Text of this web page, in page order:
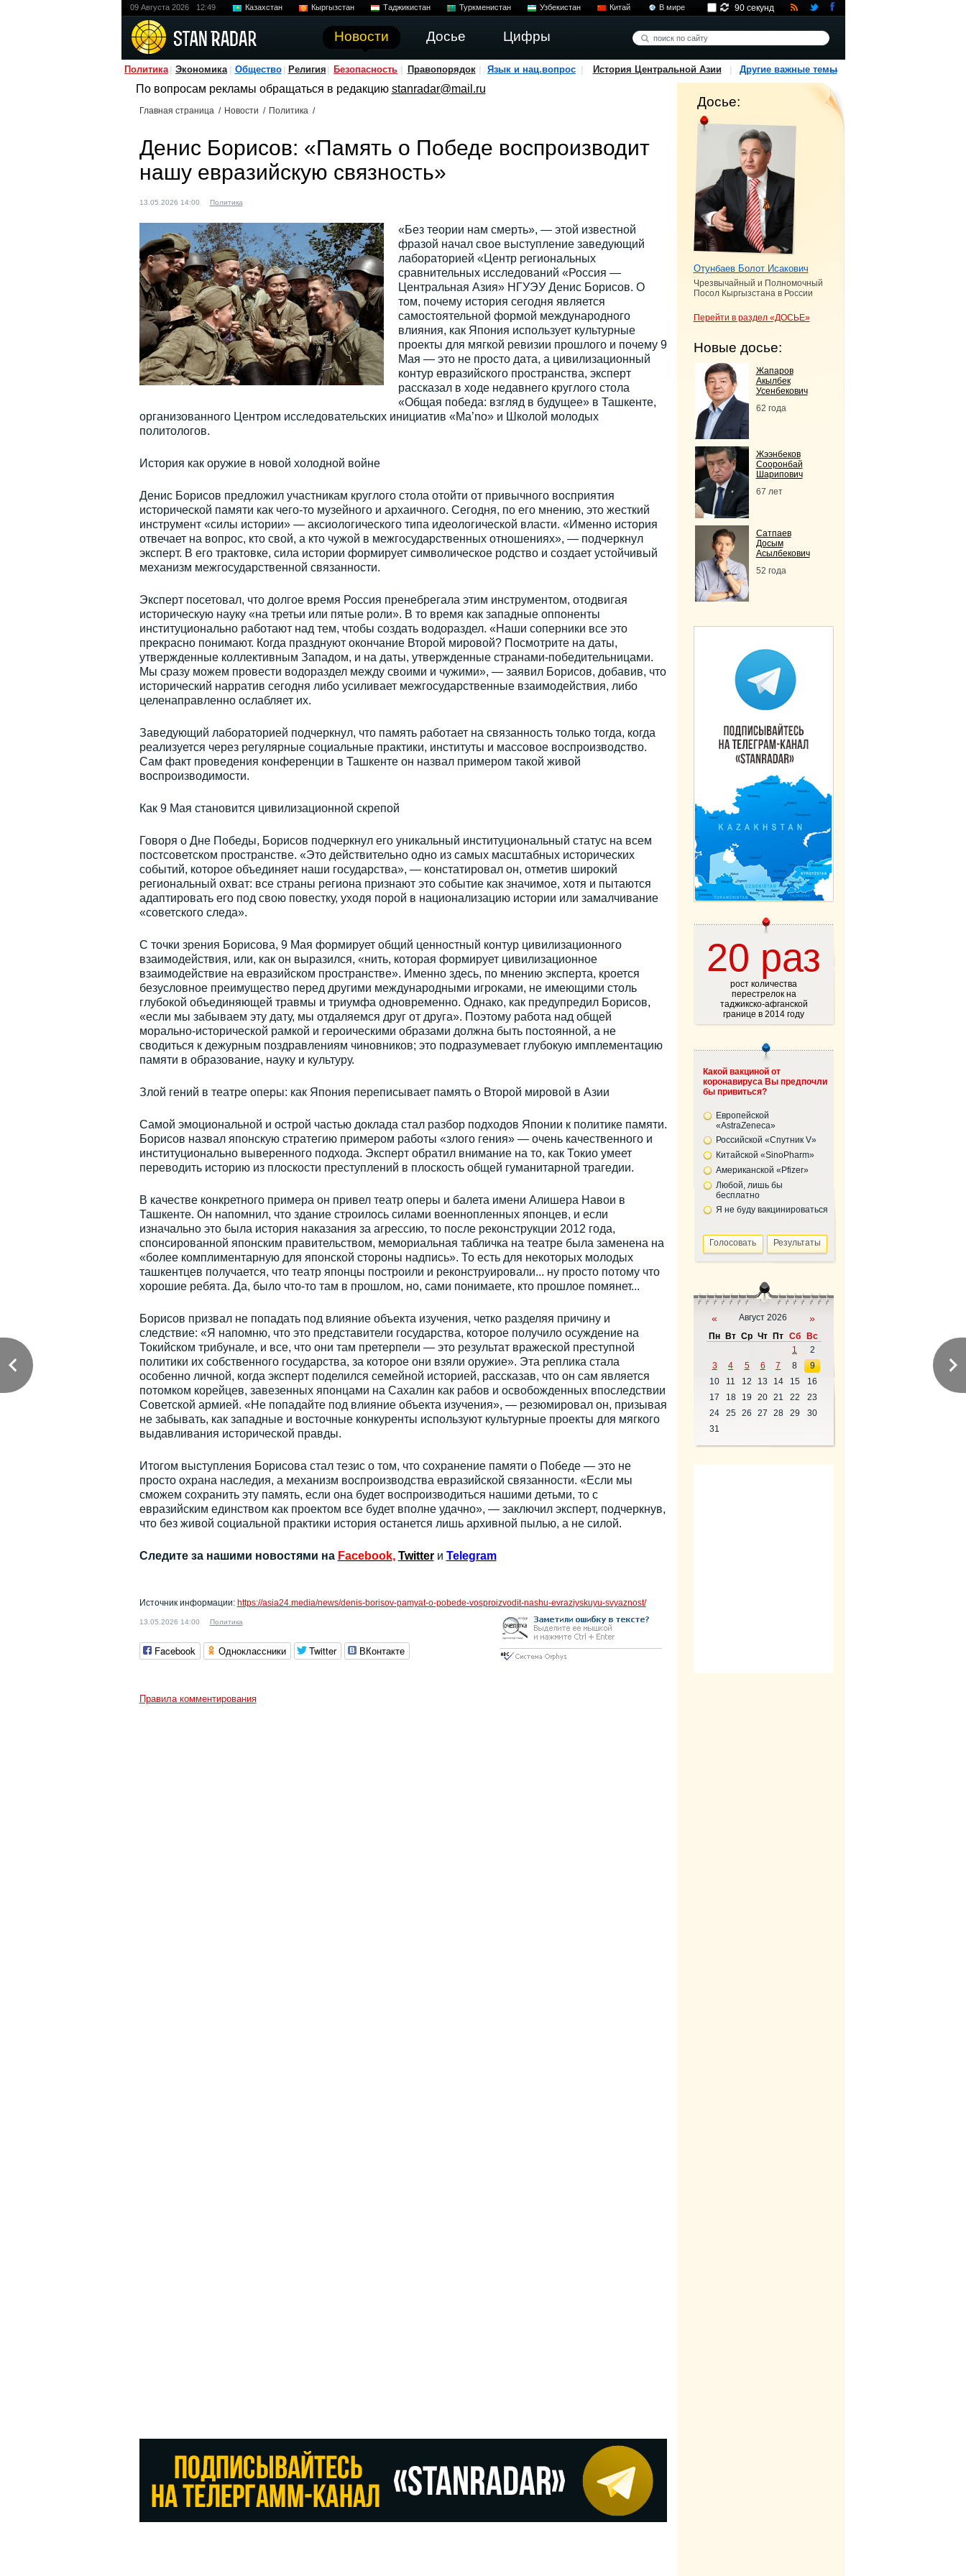
09 Августа 2026 12:49 Казахстан Кыргызстан Таджикистан Туркменистан Узбекистан Китай В мире
Новости Досье Цифры
90 секунд
Политика Экономика Общество Религия Безопасность Правопорядок Язык и нац.вопрос История Центральной Азии Другие важные темы
По вопросам рекламы обращаться в редакцию stanradar@mail.ru
Главная страница / Новости / Политика /
Денис Борисов: «Память о Победе воспроизводит
нашу евразийскую связность»
13.05.2026 14:00 Политика
«Без теории нам смерть», — этой известной
фразой начал свое выступление заведующий
лабораторией «Центр региональных
сравнительных исследований «Россия —
Центральная Азия» НГУЭУ Денис Борисов. О
том, почему история сегодня является
самостоятельной формой международного
влияния, как Япония использует культурные
проекты для мягкой ревизии прошлого и почему 9
Мая — это не просто дата, а цивилизационный
контур евразийского пространства, эксперт
рассказал в ходе недавнего круглого стола
«Общая победа: взгляд в будущее» в Ташкенте,
организованного Центром исследовательских инициатив «Ma’no» и Школой молодых
политологов.
История как оружие в новой холодной войне
Денис Борисов предложил участникам круглого стола отойти от привычного восприятия
исторической памяти как чего-то музейного и архаичного. Сегодня, по его мнению, это жесткий
инструмент «силы истории» — аксиологического типа идеологической власти. «Именно история
отвечает на вопрос, кто свой, а кто чужой в межгосударственных отношениях», — подчеркнул
эксперт. В его трактовке, сила истории формирует символическое родство и создает устойчивый
механизм межгосударственной связанности.
Эксперт посетовал, что долгое время Россия пренебрегала этим инструментом, отодвигая
историческую науку «на третьи или пятые роли». В то время как западные оппоненты
институционально работают над тем, чтобы создать водораздел. «Наши соперники все это
прекрасно понимают. Когда празднуют окончание Второй мировой? Посмотрите на даты,
утвержденные коллективным Западом, и на даты, утвержденные странами-победительницами.
Мы сразу можем провести водораздел между своими и чужими», — заявил Борисов, добавив, что
исторический нарратив сегодня либо усиливает межгосударственные взаимодействия, либо
целенаправленно ослабляет их.
Заведующий лабораторией подчеркнул, что память работает на связанность только тогда, когда
реализуется через регулярные социальные практики, институты и массовое воспроизводство.
Сам факт проведения конференции в Ташкенте он назвал примером такой живой
воспроизводимости.
Как 9 Мая становится цивилизационной скрепой
Говоря о Дне Победы, Борисов подчеркнул его уникальный институциональный статус на всем
постсоветском пространстве. «Это действительно одно из самых масштабных исторических
событий, которое объединяет наши государства», — констатировал он, отметив широкий
региональный охват: все страны региона признают это событие как значимое, хотя и пытаются
адаптировать его под свою повестку, уходя порой в национализацию истории или замалчивание
«советского следа».
С точки зрения Борисова, 9 Мая формирует общий ценностный контур цивилизационного
взаимодействия, или, как он выразился, «нить, которая формирует цивилизационное
взаимодействие на евразийском пространстве». Именно здесь, по мнению эксперта, кроется
безусловное преимущество перед другими международными игроками, не имеющими столь
глубокой объединяющей травмы и триумфа одновременно. Однако, как предупредил Борисов,
«если мы забываем эту дату, мы отдаляемся друг от друга». Поэтому работа над общей
морально-исторической рамкой и героическими образами должна быть постоянной, а не
сводиться к дежурным поздравлениям чиновников; это подразумевает глубокую имплементацию
памяти в образование, науку и культуру.
Злой гений в театре оперы: как Япония переписывает память о Второй мировой в Азии
Самой эмоциональной и острой частью доклада стал разбор подходов Японии к политике памяти.
Борисов назвал японскую стратегию примером работы «злого гения» — очень качественного и
институционально выверенного подхода. Эксперт обратил внимание на то, как Токио умеет
переводить историю из плоскости преступлений в плоскость общей гуманитарной трагедии.
В качестве конкретного примера он привел театр оперы и балета имени Алишера Навои в
Ташкенте. Он напомнил, что здание строилось силами военнопленных японцев, и если
изначально это была история наказания за агрессию, то после реконструкции 2012 года,
спонсированной японским правительством, мемориальная табличка на театре была заменена на
«более комплиментарную для японской стороны надпись». То есть для некоторых молодых
ташкентцев получается, что театр японцы построили и реконструировали... ну просто потому что
хорошие ребята. Да, было что-то там в прошлом, но, сами понимаете, кто прошлое помянет...
Борисов призвал не попадать под влияние объекта изучения, четко разделяя причину и
следствие: «Я напомню, что это представители государства, которое получило осуждение на
Токийском трибунале, и все, что они там претерпели — это результат вражеской преступной
политики их собственного государства, за которое они взяли оружие». Эта реплика стала
особенно личной, когда эксперт поделился семейной историей, рассказав, что он сам является
потомком корейцев, завезенных японцами на Сахалин как рабов и освобожденных впоследствии
Советской армией. «Не попадайте под влияние объекта изучения», — резюмировал он, призывая
не забывать, как западные и восточные конкуренты используют культурные проекты для мягкого
выдавливания исторической правды.
Итогом выступления Борисова стал тезис о том, что сохранение памяти о Победе — это не
просто охрана наследия, а механизм воспроизводства евразийской связанности. «Если мы
сможем сохранить эту память, если она будет воспроизводиться нашими детьми, то с
евразийским единством как проектом все будет вполне удачно», — заключил эксперт, подчеркнув,
что без живой социальной практики история останется лишь архивной пылью, а не силой.
Следите за нашими новостями на Facebook, Twitter и Telegram
Источник информации: https://asia24.media/news/denis-borisov-pamyat-o-pobede-vosproizvodit-nashu-evraziyskuyu-svyaznost/
13.05.2026 14:00 Политика
Facebook Одноклассники Twitter ВКонтакте
Правила комментирования
Досье:
Отунбаев Болот Исакович
Чрезвычайный и Полномочный
Посол Кыргызстана в России
Перейти в раздел «ДОСЬЕ»
Новые досье:
Жапаров
Акылбек
Усенбекович
62 года
Жээнбеков
Сооронбай
Шарипович
67 лет
Сатпаев
Досым
Асылбекович
52 года
20 раз
рост количества
перестрелок на
таджикско-афганской
границе в 2014 году
Какой вакциной от
коронавируса Вы предпочли
бы привиться?
Европейской
«AstraZeneca»
Российской «Спутник V»
Китайской «SinoPharm»
Американской «Pfizer»
Любой, лишь бы
бесплатно
Я не буду вакцинироваться
« Август 2026 »
Пн Вт Ср Чт Пт Сб
Вс
1
2
3
4 5 6 7 8
9
10
11 12 13 14 15
16
17
18 19 20 21 22
23
24
25 26 27 28 29
30
31